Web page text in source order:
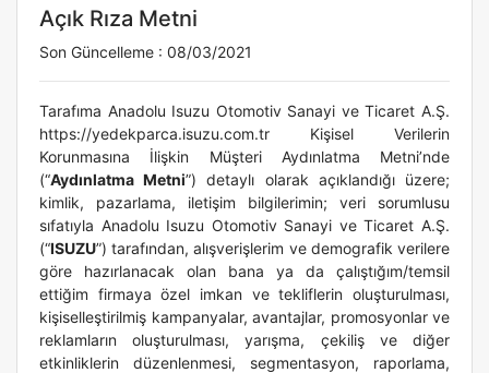
Açık Rıza Metni
Son Güncelleme : 08/03/2021
Tarafıma Anadolu Isuzu Otomotiv Sanayi ve Ticaret A.Ş.
https://yedekparca.isuzu.com.tr Kişisel Verilerin
Korunmasına İlişkin Müşteri Aydınlatma Metni’nde
(“Aydınlatma Metni”) detaylı olarak açıklandığı üzere;
kimlik, pazarlama, iletişim bilgilerimin; veri sorumlusu
sıfatıyla Anadolu Isuzu Otomotiv Sanayi ve Ticaret A.Ş.
(“ISUZU”) tarafından, alışverişlerim ve demografik verilere
göre hazırlanacak olan bana ya da çalıştığım/temsil
ettiğim firmaya özel imkan ve tekliflerin oluşturulması,
kişiselleştirilmiş kampanyalar, avantajlar, promosyonlar ve
reklamların oluşturulması, yarışma, çekiliş ve diğer
etkinliklerin düzenlenmesi, segmentasyon, raporlama,